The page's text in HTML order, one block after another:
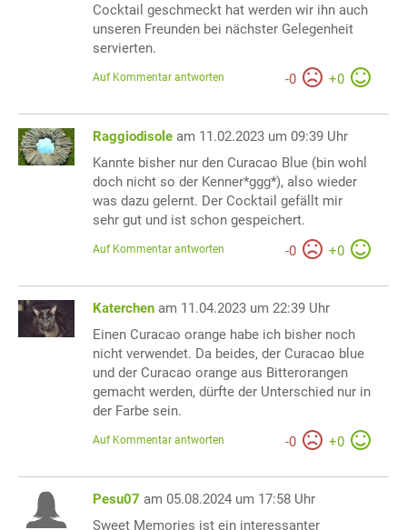
Cocktail geschmeckt hat werden wir ihn auch
unseren Freunden bei nächster Gelegenheit
servierten.
-0 +0
Auf Kommentar antworten
Raggiodisole am 11.02.2023 um 09:39 Uhr
Kannte bisher nur den Curacao Blue (bin wohl
doch nicht so der Kenner*ggg*), also wieder
was dazu gelernt. Der Cocktail gefällt mir
sehr gut und ist schon gespeichert.
-0 +0
Auf Kommentar antworten
Katerchen am 11.04.2023 um 22:39 Uhr
Einen Curacao orange habe ich bisher noch
nicht verwendet. Da beides, der Curacao blue
und der Curacao orange aus Bitterorangen
gemacht werden, dürfte der Unterschied nur in
der Farbe sein.
-0 +0
Auf Kommentar antworten
Pesu07 am 05.08.2024 um 17:58 Uhr
Sweet Memories ist ein interessanter